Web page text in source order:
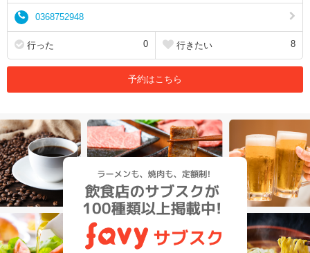
0368752948
行った 0 行きたい 8
予約はこちら